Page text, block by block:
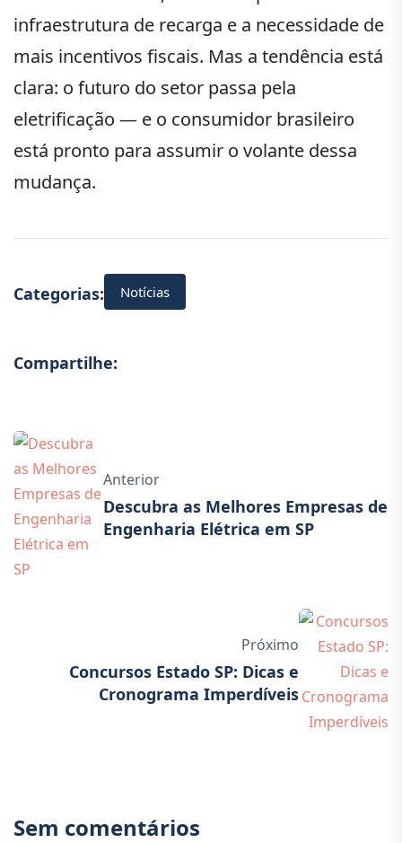
infraestrutura de recarga e a necessidade de
mais incentivos fiscais. Mas a tendência está
clara: o futuro do setor passa pela
eletrificação — e o consumidor brasileiro
está pronto para assumir o volante dessa
mudança.
Categorias: Notícias
Compartilhe:
Anterior
Descubra as Melhores Empresas de
Engenharia Elétrica em SP
Próximo
Concursos Estado SP: Dicas e
Cronograma Imperdíveis
Sem comentários